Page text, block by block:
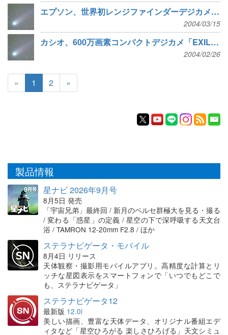
エプソン、世界初レンジファインダーデジカメ「R-D1」を発表
2004/03/15
カシオ、600万画素コンパクトデジカメ「EXILIM PRO EX-P600」を発売
2004/02/26
« 1 2 »
製品情報
星ナビ 2026年9月号
8月5日 発売
「宇宙兄弟」最終回 / 新月のペルセ群極大を見る・撮る
/ 変わる「惑星」の定義 / 星空の下で深呼吸する天文台
浴 / TAMRON 12-20mm F2.8 / ほか
ステラナビゲータ・モバイル
8月4日 リリース
天体観察・撮影用モバイルアプリ。高精度な計算とリ
ッチな星図表示をスマートフォンで「いつでもどこで
も、ステラナビゲータ」
ステラナビゲータ12
最新版 12.0i
美しい描画、豊富な天体データ、オリジナル番組エデ
ィタなど「星空ひろがる 楽しさひろげる」天文シミュ